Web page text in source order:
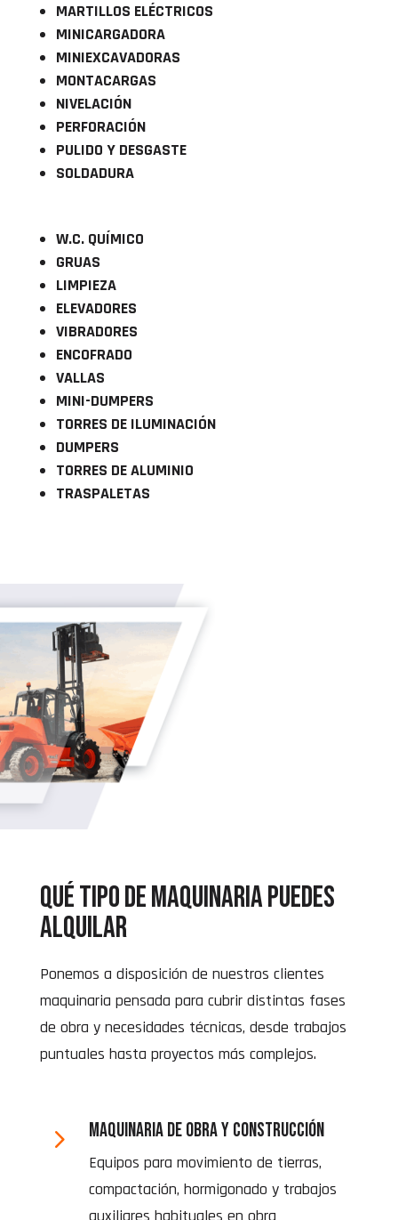
MARTILLOS ELÉCTRICOS
MINICARGADORA
MINIEXCAVADORAS
MONTACARGAS
NIVELACIÓN
PERFORACIÓN
PULIDO Y DESGASTE
SOLDADURA
W.C. QUÍMICO
GRUAS
LIMPIEZA
ELEVADORES
VIBRADORES
ENCOFRADO
VALLAS
MINI-DUMPERS
TORRES DE ILUMINACIÓN
DUMPERS
TORRES DE ALUMINIO
TRASPALETAS
Qué tipo de maquinaria puedes
alquilar
Ponemos a disposición de nuestros clientes
maquinaria pensada para cubrir distintas fases
de obra y necesidades técnicas, desde trabajos
puntuales hasta proyectos más complejos.
5 Maquinaria de obra y construcción
Equipos para movimiento de tierras,
compactación, hormigonado y trabajos
auxiliares habituales en obra